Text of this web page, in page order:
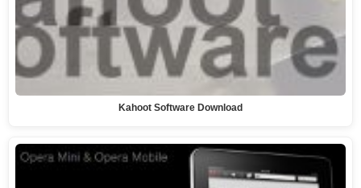
Kahoot Software Download